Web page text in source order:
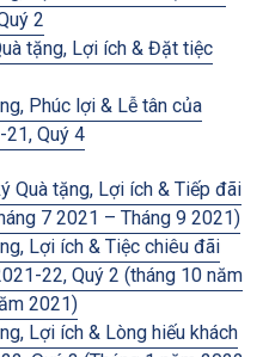
2
tặng, Lợi ích & Đặt tiệc
Phúc lợi & Lễ tân của
21, Quý 4
Quà tặng, Lợi ích & Tiếp đãi
7 2021 – Tháng 9 2021)
Lợi ích & Tiệc chiêu đãi
22, Quý 2 (tháng 10 năm
2021)
Lợi ích & Lòng hiếu khách